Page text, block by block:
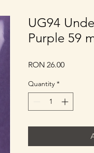
UG94
Purple 59
RON 26.00Price
Quantity *